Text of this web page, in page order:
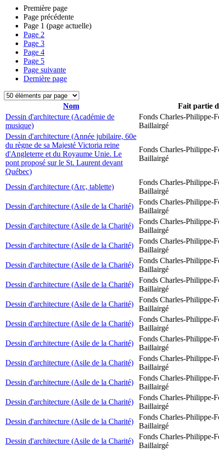
Première page
Page précédente
Page 1 (page actuelle)
Page 2
Page 3
Page 4
Page 5
Page suivante
Dernière page
Nom
Fait partie
Dessin d'architecture (Académie de
musique)
Fonds Charles-Philippe-
Baillairgé
Dessin d'architecture (Année jubilaire, 60e
du règne de sa Majesté Victoria reine
d'Angleterre et du Royaume Unie. Le
pont proposé sur le St. Laurent devant
Québec)
Fonds Charles-Philippe-
Baillairgé
Dessin d'architecture (Arc, tablette)
Fonds Charles-Philippe-
Baillairgé
Dessin d'architecture (Asile de la Charité)
Fonds Charles-Philippe-
Baillairgé
Dessin d'architecture (Asile de la Charité)
Fonds Charles-Philippe-
Baillairgé
Dessin d'architecture (Asile de la Charité)
Fonds Charles-Philippe-
Baillairgé
Dessin d'architecture (Asile de la Charité)
Fonds Charles-Philippe-
Baillairgé
Dessin d'architecture (Asile de la Charité)
Fonds Charles-Philippe-
Baillairgé
Dessin d'architecture (Asile de la Charité)
Fonds Charles-Philippe-
Baillairgé
Dessin d'architecture (Asile de la Charité)
Fonds Charles-Philippe-
Baillairgé
Dessin d'architecture (Asile de la Charité)
Fonds Charles-Philippe-
Baillairgé
Dessin d'architecture (Asile de la Charité)
Fonds Charles-Philippe-
Baillairgé
Dessin d'architecture (Asile de la Charité)
Fonds Charles-Philippe-
Baillairgé
Dessin d'architecture (Asile de la Charité)
Fonds Charles-Philippe-
Baillairgé
Dessin d'architecture (Asile de la Charité)
Fonds Charles-Philippe-
Baillairgé
Dessin d'architecture (Asile de la Charité)
Fonds Charles-Philippe-
Baillairgé